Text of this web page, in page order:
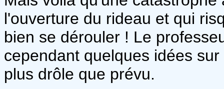
l'ouverture du rideau et qui
bien se dérouler ! Le
cependant quelques idées
plus drôle que prévu.